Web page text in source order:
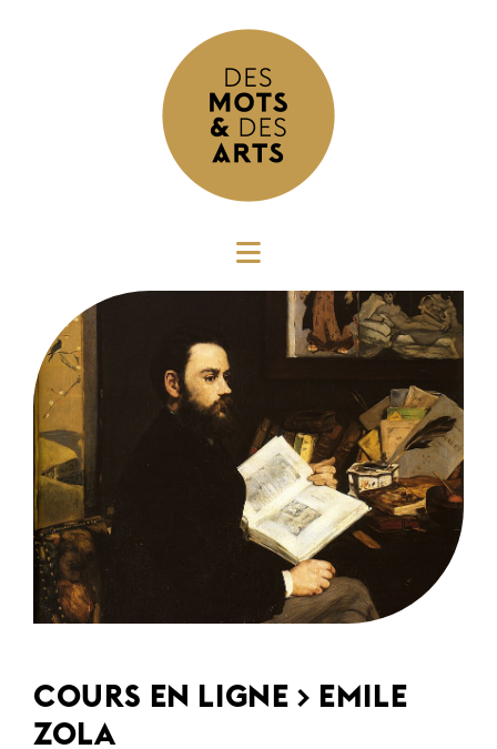
COURS EN LIGNE > EMILE
ZOLA